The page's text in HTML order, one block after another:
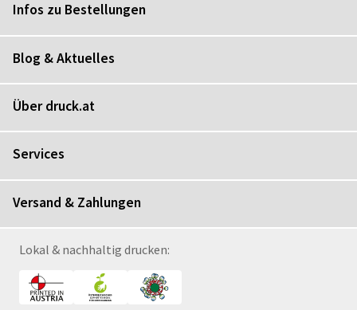
Infos zu Bestellungen
Blog & Aktuelles
Über druck.at
Services
Versand & Zahlungen
Lokal & nachhaltig drucken: